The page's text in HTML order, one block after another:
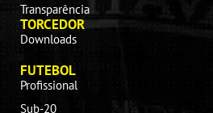
Transparência
TORCEDOR
Downloads
FUTEBOL
Profissional
Sub-20